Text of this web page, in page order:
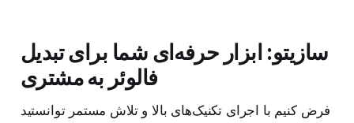
سازیتو: ابزار حرفه‌ای شما برای تبدیل
فالوئر به مشتری
فرض کنیم با اجرای تکنیک‌های بالا و تلاش مستمر توانستید